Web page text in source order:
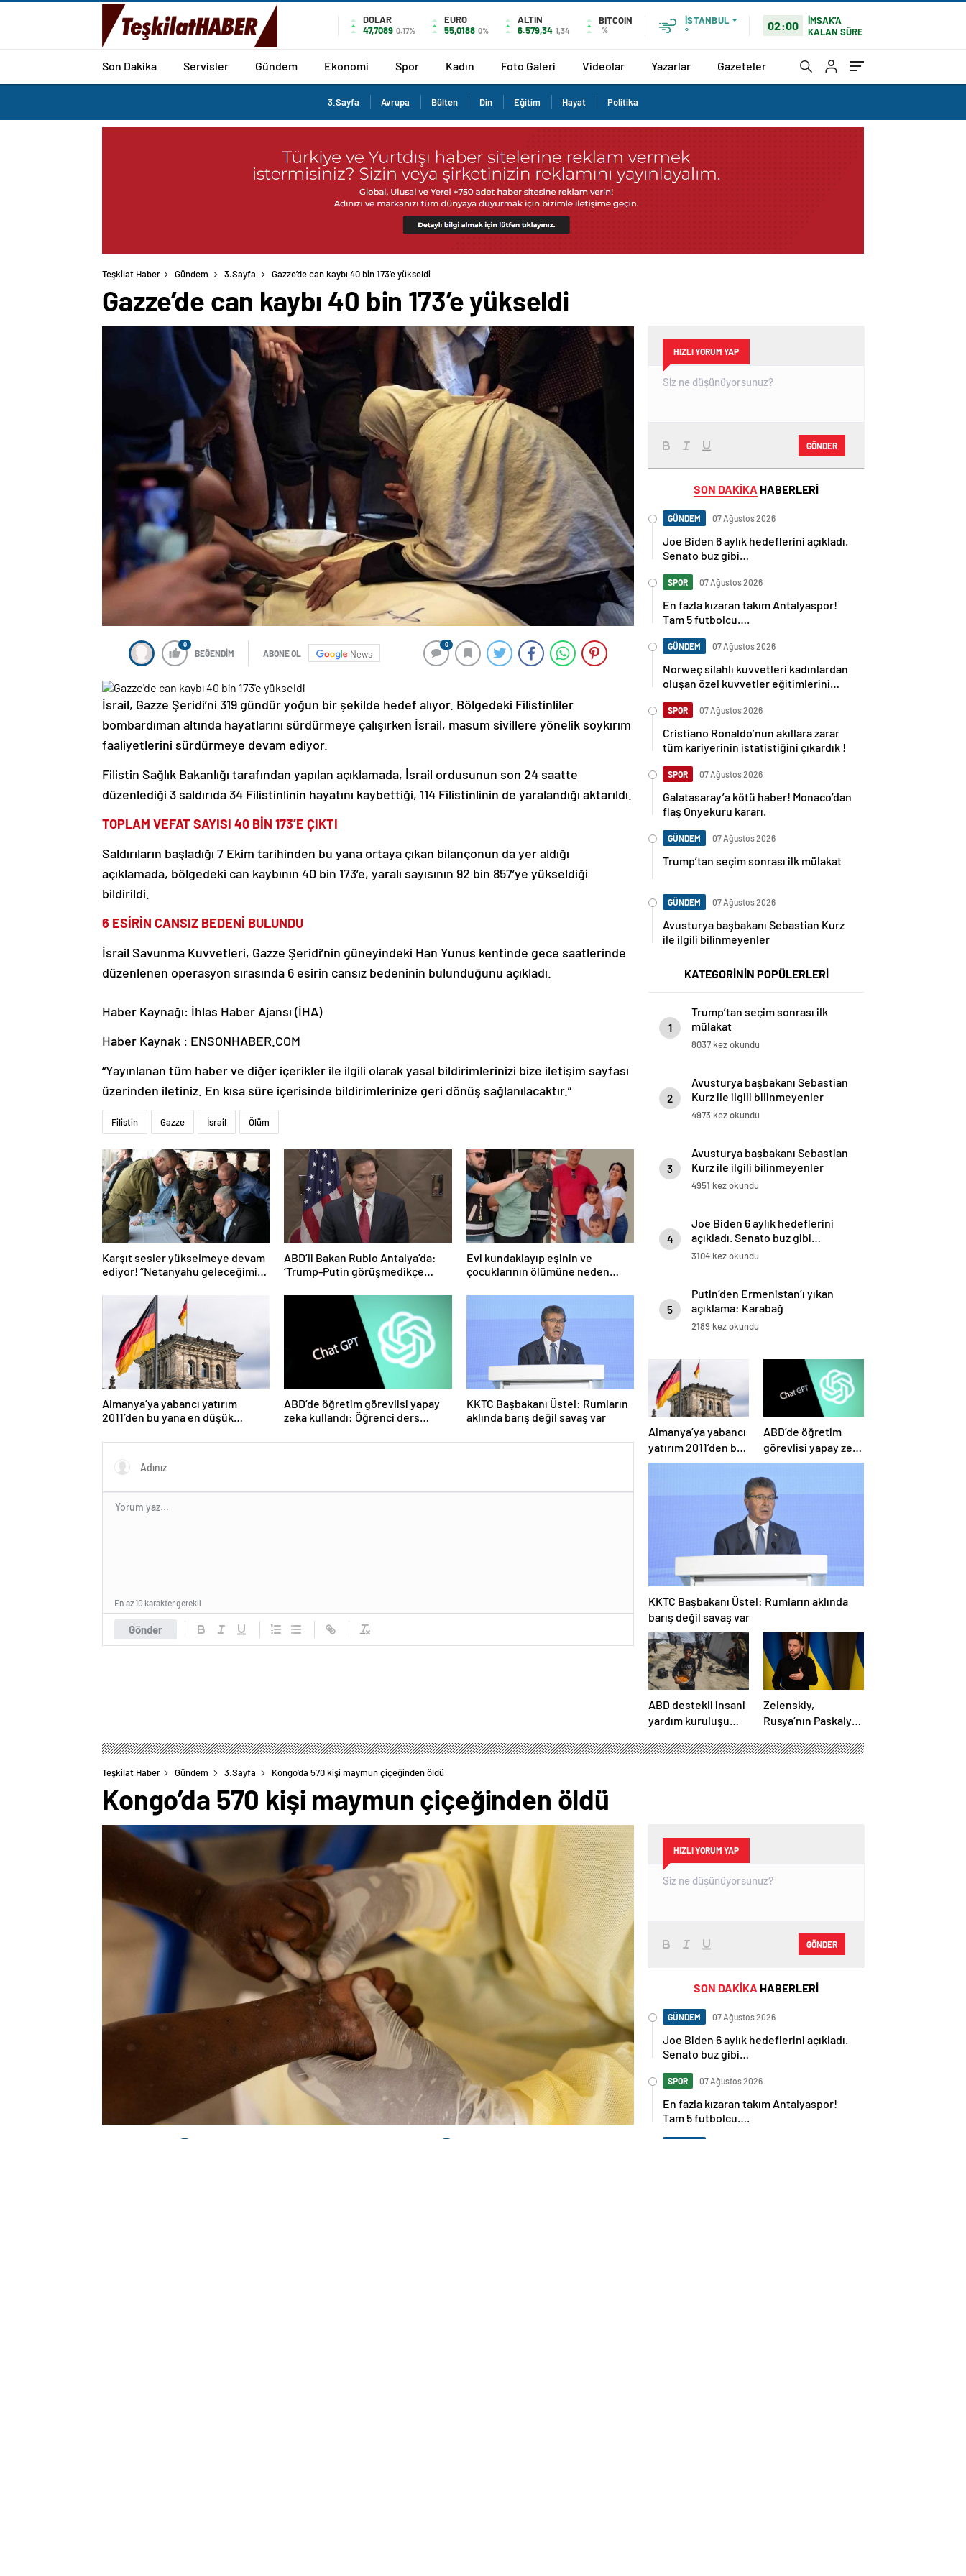
DOLAR
47,7089 0.17%
EURO
55,0188 0%
ALTIN
6.579,34 1,34
BITCOIN
%
İSTANBUL
°
02:00
İMSAK'A
KALAN SÜRE
Son Dakika Servisler Gündem Ekonomi Spor Kadın Foto Galeri Videolar Yazarlar Gazeteler
3.Sayfa Avrupa Bülten Din Eğitim Hayat Politika
Teşkilat Haber Gündem 3.Sayfa Gazze’de can kaybı 40 bin 173’e yükseldi
Gazze’de can kaybı 40 bin 173’e yükseldi
0
BEĞENDİM ABONE OL News
0
İsrail, Gazze Şeridi’ni 319 gündür yoğun bir şekilde hedef alıyor. Bölgedeki Filistinliler
bombardıman altında hayatlarını sürdürmeye çalışırken İsrail, masum sivillere yönelik soykırım
faaliyetlerini sürdürmeye devam ediyor.
Filistin Sağlık Bakanlığı tarafından yapılan açıklamada, İsrail ordusunun son 24 saatte
düzenlediği 3 saldırıda 34 Filistinlinin hayatını kaybettiği, 114 Filistinlinin de yaralandığı aktarıldı.
TOPLAM VEFAT SAYISI 40 BİN 173’E ÇIKTI
Saldırıların başladığı 7 Ekim tarihinden bu yana ortaya çıkan bilançonun da yer aldığı
açıklamada, bölgedeki can kaybının 40 bin 173’e, yaralı sayısının 92 bin 857’ye yükseldiği
bildirildi.
6 ESİRİN CANSIZ BEDENİ BULUNDU
İsrail Savunma Kuvvetleri, Gazze Şeridi’nin güneyindeki Han Yunus kentinde gece saatlerinde
düzenlenen operasyon sırasında 6 esirin cansız bedeninin bulunduğunu açıkladı.
Haber Kaynağı: İhlas Haber Ajansı (İHA)
Haber Kaynak : ENSONHABER.COM
“Yayınlanan tüm haber ve diğer içerikler ile ilgili olarak yasal bildirimlerinizi bize iletişim sayfası
üzerinden iletiniz. En kısa süre içerisinde bildirimlerinize geri dönüş sağlanılacaktır.”
Filistin Gazze İsrail Ölüm
Karşıt sesler yükselmeye devam
ediyor! “Netanyahu geleceğimizi
ABD’li Bakan Rubio Antalya’da:
‘Trump-Putin görüşmedikçe
Evi kundaklayıp eşinin ve
çocuklarının ölümüne neden
çıktı
Almanya’ya yabancı yatırım
2011’den bu yana en düşük
ABD’de öğretim görevlisi yapay
zeka kullandı: Öğrenci ders
KKTC Başbakanı Üstel: Rumların
aklında barış değil savaş var
Gönder
En az 10 karakter gerekli
HIZLI YORUM YAP
GÖNDER
SON DAKİKA HABERLERİ
GÜNDEM 07 Ağustos 2026
Joe Biden 6 aylık hedeflerini açıkladı.
Senato buz gibi…
SPOR 07 Ağustos 2026
En fazla kızaran takım Antalyaspor!
Tam 5 futbolcu….
GÜNDEM 07 Ağustos 2026
Norweç silahlı kuvvetleri kadınlardan
oluşan özel kuvvetler eğitimlerini
SPOR 07 Ağustos 2026
Cristiano Ronaldo’nun akıllara zarar
tüm kariyerinin istatistiğini çıkardık !
SPOR 07 Ağustos 2026
Galatasaray’a kötü haber! Monaco’dan
flaş Onyekuru kararı.
GÜNDEM 07 Ağustos 2026
Trump’tan seçim sonrası ilk mülakat
GÜNDEM 07 Ağustos 2026
Avusturya başbakanı Sebastian Kurz
ile ilgili bilinmeyenler
KATEGORİNİN POPÜLERLERİ
1
Trump’tan seçim sonrası ilk
mülakat
8037 kez okundu
2
Avusturya başbakanı Sebastian
Kurz ile ilgili bilinmeyenler
4973 kez okundu
3
Avusturya başbakanı Sebastian
Kurz ile ilgili bilinmeyenler
4951 kez okundu
4
Joe Biden 6 aylık hedeflerini
açıkladı. Senato buz gibi…
3104 kez okundu
5
Putin’den Ermenistan’ı yıkan
açıklama: Karabağ
Azerbaycan’ın ayrılmaz bir
2189 kez okundu
Almanya’ya yabancı
yatırım 2011’den bu
yana en düşük
ABD’de öğretim
görevlisi yapay zeka
kullandı: Öğrenci
ders ücretini geri
istedi
KKTC Başbakanı Üstel: Rumların aklında
barış değil savaş var
ABD destekli insani
yardım kuruluşu
faaliyetlerini
Zelenskiy,
Rusya’nın Paskalya
ettiği geçici
Teşkilat Haber Gündem 3.Sayfa Kongo’da 570 kişi maymun çiçeğinden öldü
Kongo’da 570 kişi maymun çiçeğinden öldü
HIZLI YORUM YAP
GÖNDER
SON DAKİKA HABERLERİ
GÜNDEM 07 Ağustos 2026
Joe Biden 6 aylık hedeflerini açıkladı.
Senato buz gibi…
SPOR 07 Ağustos 2026
En fazla kızaran takım Antalyaspor!
Tam 5 futbolcu….